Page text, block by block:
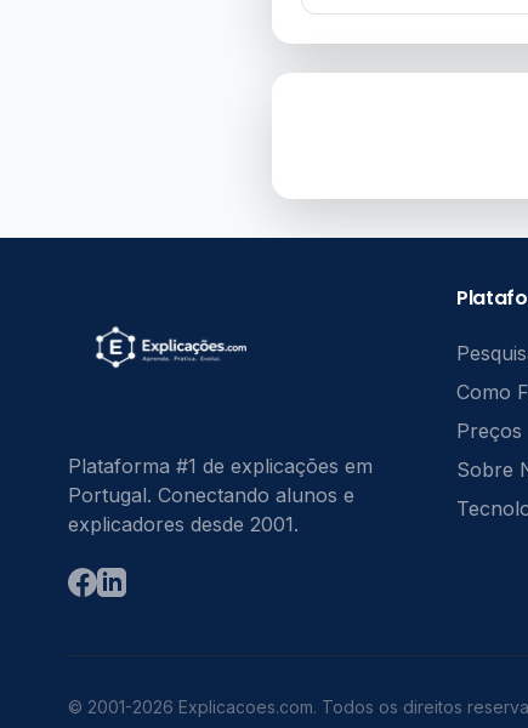
Plataforma #1 de explicações em
Portugal. Conectando alunos e
explicadores desde 2001.
Como
Preços
Sobre
© 2001-2026 Explicacoes.com. Todos os direitos